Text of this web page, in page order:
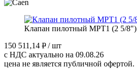
Клапан пилотный MPT1 (2 5/8")
150 511,14 P / шт
с НДС актуально на 09.08.26
цена не является публичной офертой.